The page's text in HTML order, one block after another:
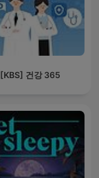
[KBS] 건강 365